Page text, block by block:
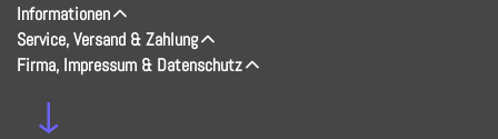
Informationen
Service, Versand & Zahlung
Firma, Impressum & Datenschutz
↓